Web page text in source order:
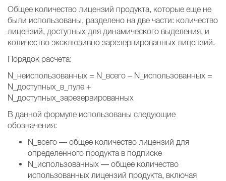
Общее количество лицензий продукта, которые еще не
были использованы, разделено на две части: количество
лицензий, доступных для динамического выделения, и
количество эксклюзивно зарезервированных лицензий.
Порядок расчета:
N_неиспользованных = N_всего – N_использованных =
N_доступных_в_пуле +
N_доступных_зарезервированных
В данной формуле использованы следующие
обозначения:
N_всего — общее количество лицензий для
определенного продукта в подписке
N_использованных — общее количество
использованных лицензий продукта, включая